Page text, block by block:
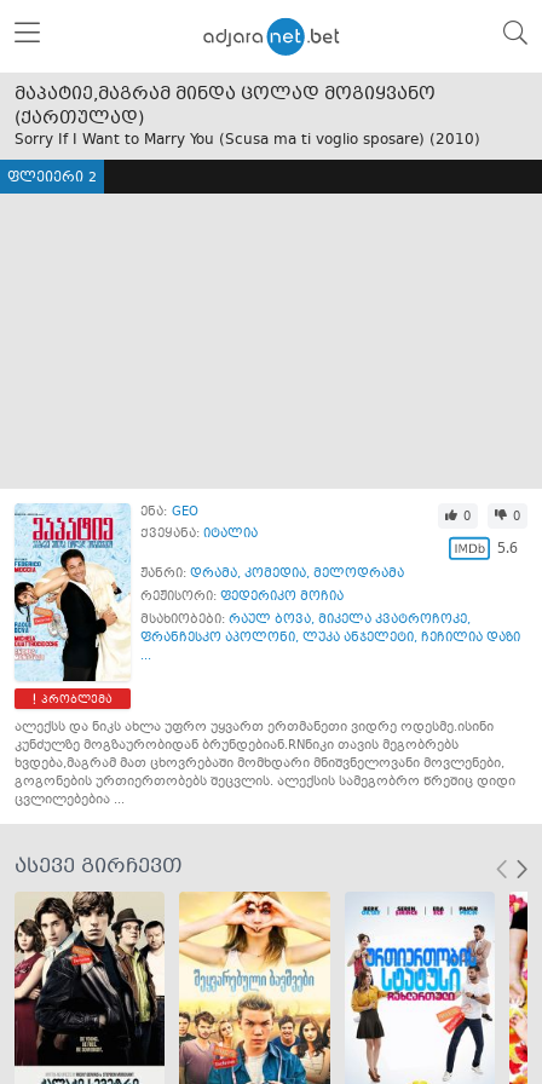
მაპატიე,მაგრამ მინდა ცოლად მოგიყვანო
(ქართულად)
Sorry If I Want to Marry You (Scusa ma ti voglio sposare) (2010)
ფლეიერი 2
პრობლემა
ენა: GEO
ქვეყანა: იტალია
0 0
5.6
ჟანრი: დრამა, კომედია, მელოდრამა
რეჟისორი: ფედერიკო მოჩია
მსახიობები: რაულ ბოვა, მიკელა კვატროჩოკე,
ფრანჩესკო აპოლონი, ლუკა ანჯელეტი, ჩეჩილია დაზი
...
ალექსს და ნიკს ახლა უფრო უყვართ ერთმანეთი ვიდრე ოდესმე.ისინი
კუნძულზე მოგზაურობიდან ბრუნდებიან.RNნიკი თავის მეგობრებს
ხვდება,მაგრამ მათ ცხოვრებაში მომხდარი მნიშვნელოვანი მოვლენები,
გოგონების ურთიერთობებს შეცვლის. ალექსის სამეგობრო წრეშიც დიდი
ცვლილებებია ...
ასევე გირჩევთ